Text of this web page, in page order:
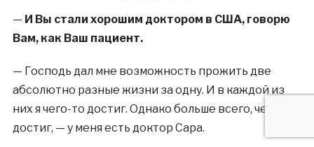
— И Вы стали хорошим доктором в США, говорю
Вам, как Ваш пациент.
— Господь дал мне возможность прожить две
абсолютно разные жизни за одну. И в каждой из
них я чего-то достиг. Однако больше всего, чего я
достиг, — у меня есть доктор Сара.